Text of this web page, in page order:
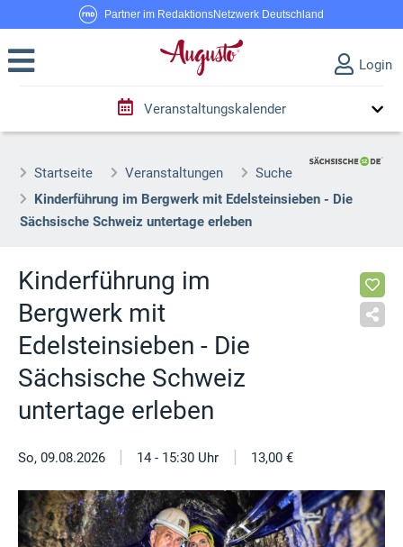
Partner im RedaktionsNetzwerk Deutschland
Login
Veranstaltungskalender
Startseite Veranstaltungen
Suche
Kinderführung im Bergwerk mit Edelsteinsieben - Die
Sächsische Schweiz untertage erleben
Kinderführung im
Bergwerk mit
Edelsteinsieben - Die
Sächsische Schweiz
untertage erleben
So, 09.08.2026 | 14 - 15:30 Uhr | 13,00 €